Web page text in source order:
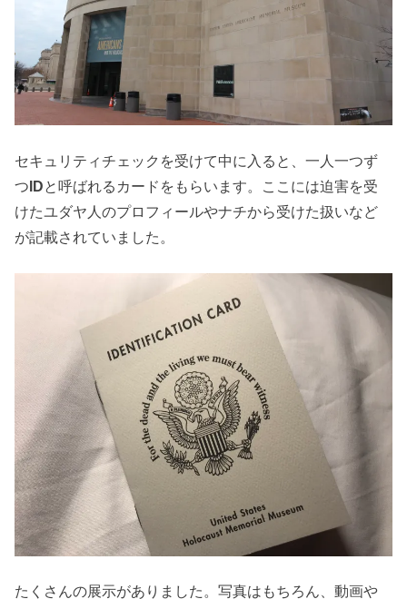
セキュリティチェックを受けて中に入ると、一人一つず
つIDと呼ばれるカードをもらいます。ここには迫害を受
けたユダヤ人のプロフィールやナチから受けた扱いなど
が記載されていました。
たくさんの展示がありました。写真はもちろん、動画や